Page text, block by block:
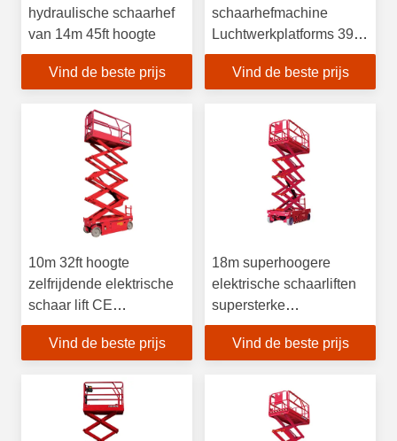
hydraulische schaarhef
van 14m 45ft hoogte
Vind de beste prijs
schaarhefmachine
Luchtwerkplatforms 39ft
Hoogte Lift
Vind de beste prijs
10m 32ft hoogte
zelfrijdende elektrische
schaar lift CE
gecertificeerd lange
levensduur
Vind de beste prijs
18m superhoogere
elektrische schaarliften
supersterke
luchtwerkplatforms
Vind de beste prijs